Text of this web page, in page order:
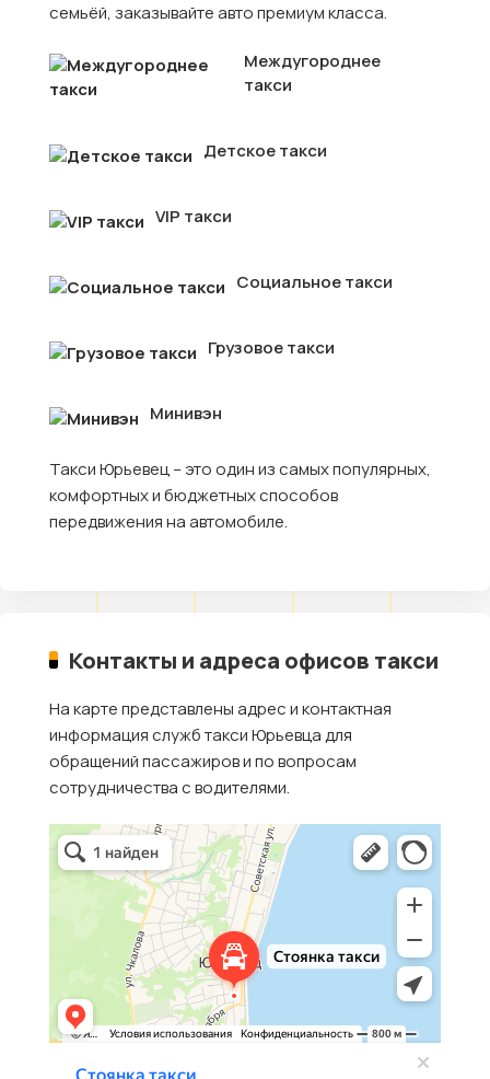
семьёй, заказывайте авто премиум класса.
Междугороднее
такси
Детское такси
VIP такси
Социальное такси
Грузовое такси
Минивэн
Такси Юрьевец – это один из самых популярных,
комфортных и бюджетных способов
передвижения на автомобиле.
Контакты и адреса офисов такси
На карте представлены адрес и контактная
информация служб такси Юрьевца для
обращений пассажиров и по вопросам
сотрудничества с водителями.